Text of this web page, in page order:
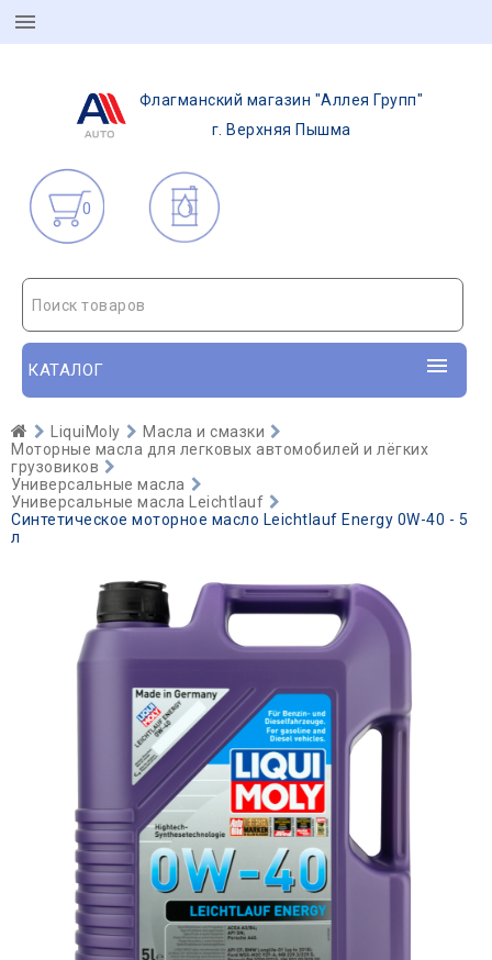
Флагманский магазин "Аллея Групп"
г. Верхняя Пышма
0
Поиск товаров
КАТАЛОГ
LiquiMoly
Масла и смазки
Моторные масла для легковых автомобилей и лёгких
грузовиков
Универсальные масла
Универсальные масла Leichtlauf
Синтетическое моторное масло Leiсhtlauf Energy 0W-40 - 5
л